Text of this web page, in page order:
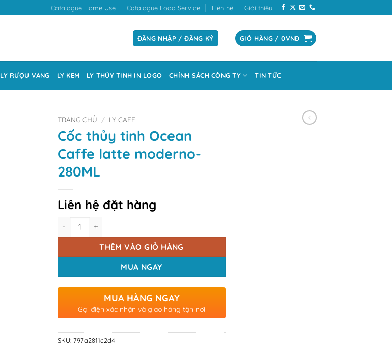
Catalogue Home Use Catalogue Food Service Liên hệ Giới thiệu
ĐĂNG NHẬP / ĐĂNG KÝ GIỎ HÀNG /0VNĐ
LY RƯỢU VANG LY KEM LY THỦY TINH IN LOGO CHÍNH SÁCH CÔNG TY TIN TỨC
TRANG CHỦ / LY CAFE
Cốc thủy tinh Ocean
Caffe latte moderno-
280ML
Liên hệ đặt hàng
Số lượng
THÊM VÀO GIỎ HÀNG
MUA NGAY
MUA HÀNG NGAY
Gọi điện xác nhận và giao hàng tận nơi
SKU: 797a2811c2d4